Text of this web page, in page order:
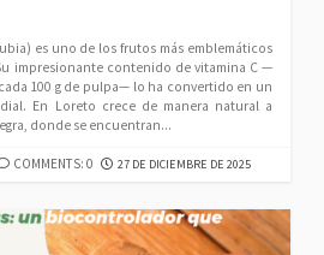
es uno de los frutos más emblemáticos
impresionante contenido de vitamina C —
100 g de pulpa— lo ha convertido en un
En Loreto crece de manera natural a
donde se encuentran...
COMMENTS: 0 PUBLISHED
27 DE DICIEMBRE DE 2025